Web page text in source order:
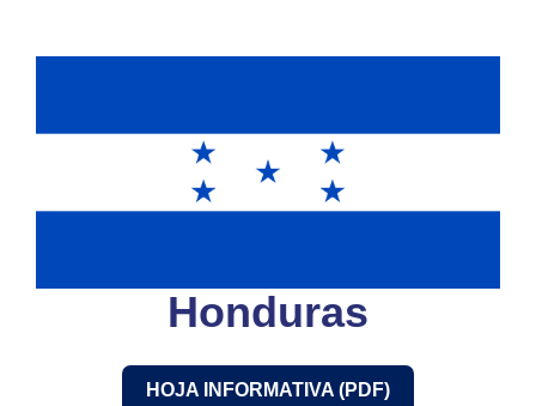
Honduras
HOJA INFORMATIVA (PDF)